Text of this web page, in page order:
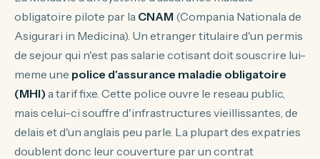
obligatoire pilote par la CNAM (Compania Nationala de
Asigurari in Medicina). Un etranger titulaire d'un permis
de sejour qui n'est pas salarie cotisant doit souscrire lui-
meme une police d'assurance maladie obligatoire
(MHI) a tarif fixe. Cette police ouvre le reseau public,
mais celui-ci souffre d'infrastructures vieillissantes, de
delais et d'un anglais peu parle. La plupart des expatries
doublent donc leur couverture par un contrat